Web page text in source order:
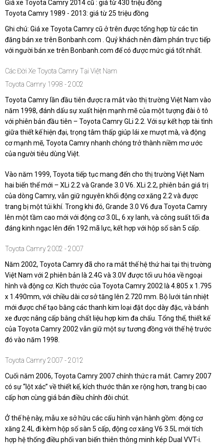
Giá xe Toyota Camry 2014 cũ : giá từ 430 triệu đồng
Toyota Camry 1989 - 2013: giá từ 25 triệu đồng
Ghi chú: Giá xe Toyota Camry cũ ở trên được tổng hợp từ các tin
đăng bán xe trên Bonbanh.com . Quý khách nên đàm phán trực tiếp
với người bán xe trên Bonbanh.com để có được mức giá tốt nhất.
Các Đời Xe Toyota Camry Tại Việt Nam
Toyota Camry 1998 - 2002
Toyota Camry lần đầu tiên được ra mắt vào thị trường Việt Nam vào
năm 1998, đánh dấu sự xuất hiện mạnh mẽ của một tượng đài ô tô
với phiên bản đầu tiên – Toyota Camry GLi 2.2. Với sự kết hợp tài tình
giữa thiết kế hiện đại, trọng tâm thấp giúp lái xe mượt mà, và động
cơ mạnh mẽ, Toyota Camry nhanh chóng trở thành niềm mơ ước
của người tiêu dùng Việt.
Vào năm 1999, Toyota tiếp tục mang đến cho thị trường Việt Nam
hai biến thể mới – XLi 2.2 và Grande 3.0 V6. XLi 2.2, phiên bản giá trị
của dòng Camry, vẫn giữ nguyên khối động cơ xăng 2.2 và được
trang bị một túi khí. Trong khi đó, Grande 3.0 V6 đưa Toyota Camry
lên một tầm cao mới với động cơ 3.0L, 6 xy lanh, và công suất tối đa
đáng kinh ngạc lên đến 192 mã lực, kết hợp với hộp số sàn 5 cấp.
Toyota Camry 2002 - 2007
Năm 2002, Toyota Camry đã cho ra mắt thế hệ thứ hai tại thị trường
Việt Nam với 2 phiên bản là 2.4G và 3.0V được tối ưu hóa về ngoại
hình và động cơ. Kích thước của Toyota Camry 2002 là 4.805 x 1.795
x 1.490mm, với chiều dài cơ sở tăng lên 2.720 mm. Bộ lưới tản nhiệt
mới được chế tạo bằng các thanh kim loại đặt dọc dày đặc, và bánh
xe được nâng cấp bằng chất liệu hợp kim đa chấu. Tổng thể, thiết kế
của Toyota Camry 2002 vẫn giữ một sự tương đồng với thế hệ trước
đó vào năm 1998.
Toyota Camry 2007 - 2012
Cuối năm 2006, Toyota Camry 2007 chính thức ra mắt. Camry 2007
có sự “lột xác” về thiết kế, kích thước thân xe rộng hơn, trang bị cao
cấp hơn cùng giá bán điều chỉnh đôi chút.
Ở thế hệ này, mẫu xe sở hữu các cấu hình vận hành gồm: động cơ
xăng 2.4L đi kèm hộp số sàn 5 cấp, động cơ xăng V6 3.5L mới tích
hợp hệ thống điều phối van biến thiên thông minh kép Dual VVT-i.